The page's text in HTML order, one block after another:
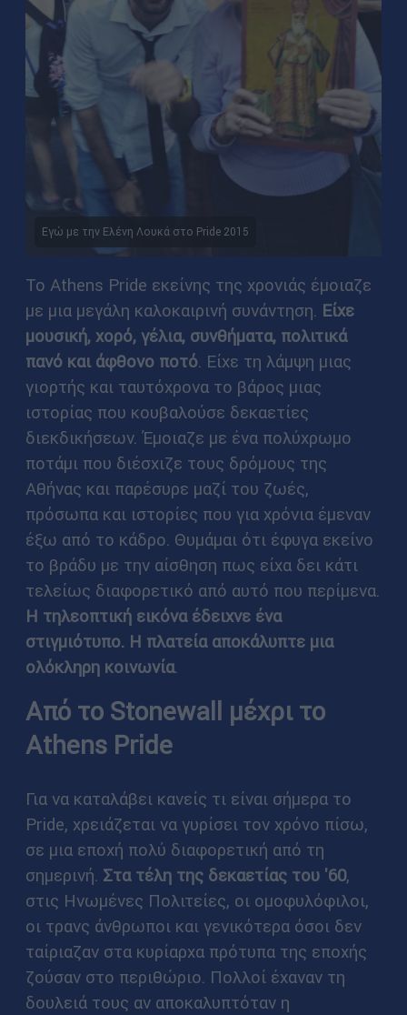
Εγώ με την Ελένη Λουκά στο Pride 2015
Το Athens Pride εκείνης της χρονιάς έμοιαζε
με μια μεγάλη καλοκαιρινή συνάντηση. Είχε
μουσική, χορό, γέλια, συνθήματα, πολιτικά
πανό και άφθονο ποτό. Είχε τη λάμψη μιας
γιορτής και ταυτόχρονα το βάρος μιας
ιστορίας που κουβαλούσε δεκαετίες
διεκδικήσεων. Έμοιαζε με ένα πολύχρωμο
ποτάμι που διέσχιζε τους δρόμους της
Αθήνας και παρέσυρε μαζί του ζωές,
πρόσωπα και ιστορίες που για χρόνια έμεναν
έξω από το κάδρο. Θυμάμαι ότι έφυγα εκείνο
το βράδυ με την αίσθηση πως είχα δει κάτι
τελείως διαφορετικό από αυτό που περίμενα.
Η τηλεοπτική εικόνα έδειχνε ένα
στιγμιότυπο. Η πλατεία αποκάλυπτε μια
ολόκληρη κοινωνία.
Από το Stonewall μέχρι το
Athens Pride
Για να καταλάβει κανείς τι είναι σήμερα το
Pride, χρειάζεται να γυρίσει τον χρόνο πίσω,
σε μια εποχή πολύ διαφορετική από τη
σημερινή. Στα τέλη της δεκαετίας του '60,
στις Ηνωμένες Πολιτείες, οι ομοφυλόφιλοι,
οι τρανς άνθρωποι και γενικότερα όσοι δεν
ταίριαζαν στα κυρίαρχα πρότυπα της εποχής
ζούσαν στο περιθώριο. Πολλοί έχαναν τη
δουλειά τους αν αποκαλυπτόταν η